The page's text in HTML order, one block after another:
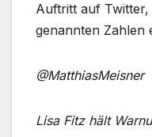
Auftritt auf
genannten Zahlen
@MatthiasMeisner
Lisa Fitz hält